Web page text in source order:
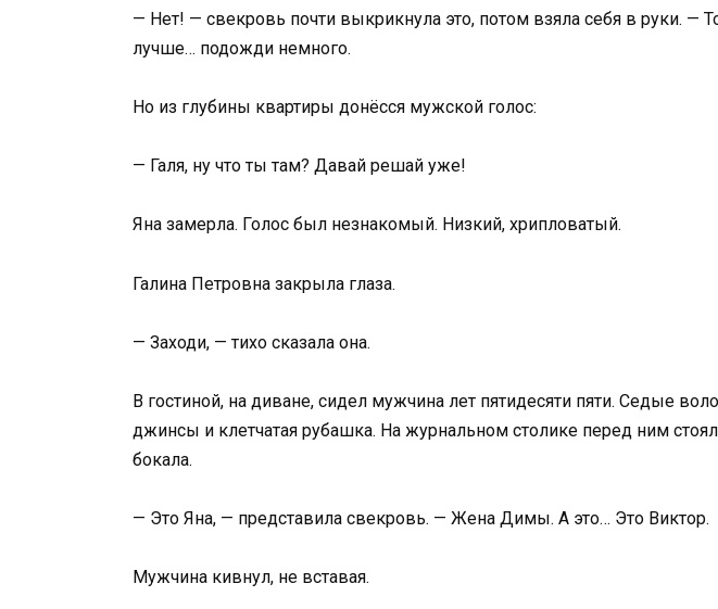
— Нет! — свекровь почти выкрикнула это, потом взяла себя в руки. —
лучше… подожди немного.
Но из глубины квартиры донёсся мужской голос:
— Галя, ну что ты там? Давай решай уже!
Яна замерла. Голос был незнакомый. Низкий, хрипловатый.
Галина Петровна закрыла глаза.
— Заходи, — тихо сказала она.
В гостиной, на диване, сидел мужчина лет пятидесяти пяти. Седые
джинсы и клетчатая рубашка. На журнальном столике перед ним
бокала.
— Это Яна, — представила свекровь. — Жена Димы. А это… Это Виктор.
Мужчина кивнул, не вставая.